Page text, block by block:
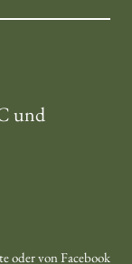
und
oder von Facebook